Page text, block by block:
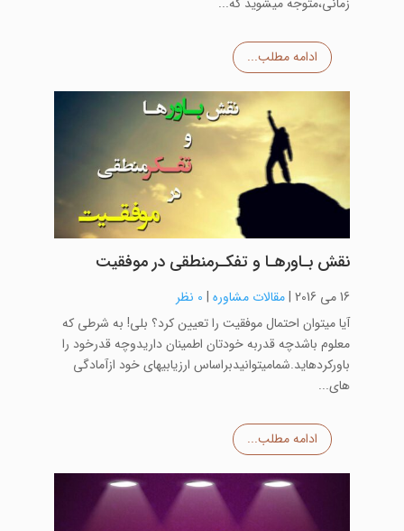
ادامه مطلب...
نقش بـاورهـا و تفکـرمنطقی در موفقیت
16 می 2016 |مقالات مشاوره| 0 نظر
آیا میتوان احتمال موفقیت را تعیین کرد؟ بلی! به شرطی که
معلوم باشدچه قدربه خودتان اطمینان داریدوچه قدرخود را
باورکردهاید.شمامیتوانیدبراساس ارزیابیهای خود ازآمادگی
های...
ادامه مطلب...